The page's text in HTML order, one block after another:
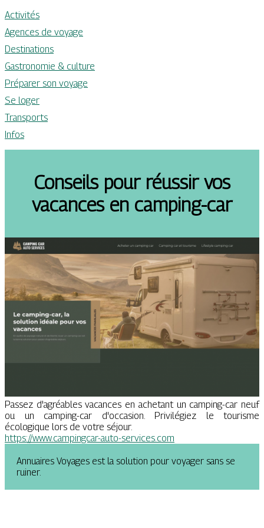
Activités
Agences de voyage
Destinations
Gastronomie & culture
Préparer son voyage
Se loger
Transports
Infos
Conseils pour réussir vos
vacances en camping-car
Passez d'agréables vacances en achetant un camping-car neuf
ou un camping-car d'occasion. Privilégiez le tourisme
écologique lors de votre séjour.
https://www.campingcar-auto-services.com
Annuaires Voyages est la solution pour voyager sans se
ruiner.